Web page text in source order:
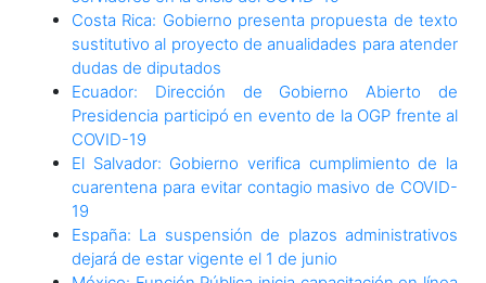
Costa Rica: Gobierno presenta propuesta de texto
sustitutivo al proyecto de anualidades para atender
dudas de diputados
Ecuador: Dirección de Gobierno Abierto de
Presidencia participó en evento de la OGP frente al
COVID-19
El Salvador: Gobierno verifica cumplimiento de la
cuarentena para evitar contagio masivo de COVID-
19
España: La suspensión de plazos administrativos
dejará de estar vigente el 1 de junio